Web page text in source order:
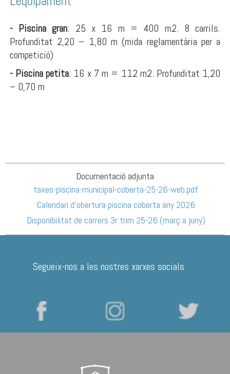
- Piscina gran: 25 x 16 m = 400 m2. 8 carrils.
Profunditat 2,20 – 1,80 m (mida reglamentària per a
competició)
- Piscina petita: 16 x 7 m = 112 m2. Profunditat 1,20
– 0,70 m
Documentació adjunta
taxes-piscina-municipal-coberta-25-26-web.pdf
Calendari d'obertura piscina coberta any 2026
Disponibilitat de carrers 3r trim 25-26 (març a juny)
Segueix-nos a les nostres xarxes socials